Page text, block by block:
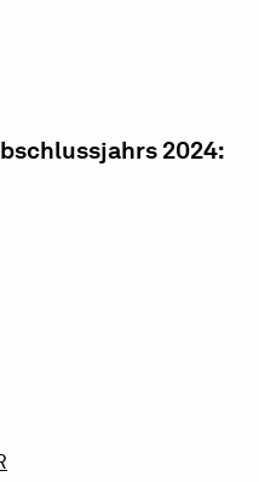
2024: